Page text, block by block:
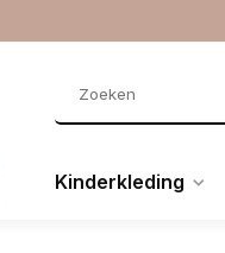
Kinderkleding